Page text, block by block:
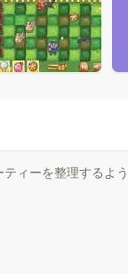
ィーを整理するよ